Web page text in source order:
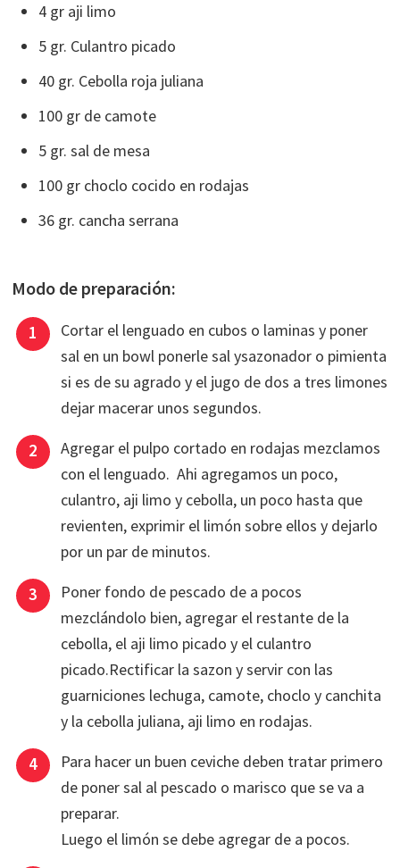
4 gr aji limo
5 gr. Culantro picado
40 gr. Cebolla roja juliana
100 gr de camote
5 gr. sal de mesa
100 gr choclo cocido en rodajas
36 gr. cancha serrana
Modo de preparación:
Cortar el lenguado en cubos o laminas y poner
sal en un bowl ponerle sal ysazonador o pimienta
si es de su agrado y el jugo de dos a tres limones
dejar macerar unos segundos.
Agregar el pulpo cortado en rodajas mezclamos
con el lenguado. Ahi agregamos un poco,
culantro, aji limo y cebolla, un poco hasta que
revienten, exprimir el limón sobre ellos y dejarlo
por un par de minutos.
Poner fondo de pescado de a pocos
mezclándolo bien, agregar el restante de la
cebolla, el aji limo picado y el culantro
picado.Rectificar la sazon y servir con las
guarniciones lechuga, camote, choclo y canchita
y la cebolla juliana, aji limo en rodajas.
Para hacer un buen ceviche deben tratar primero
de poner sal al pescado o marisco que se va a
preparar.
Luego el limón se debe agregar de a pocos.